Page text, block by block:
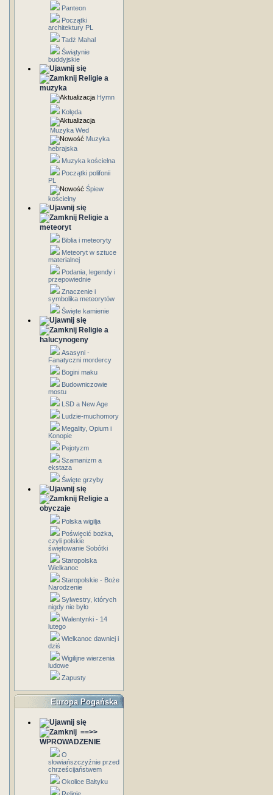
Panteon
Początki
architektury PL
Tadż Mahal
Świątynie
buddyjskie
Religie a
muzyka
Hymn
Kolęda
Muzyka Wed
Muzyka
hebrajska
Muzyka kościelna
Początki polifonii
PL
Śpiew
kościelny
Religie a
meteoryt
Biblia i meteoryty
Meteoryt w sztuce
materialnej
Podania, legendy i
przepowiednie
Znaczenie i
symbolika meteorytów
Święte kamienie
Religie a
halucynogeny
Asasyni -
Fanatyczni mordercy
Bogini maku
Budowniczowie
mostu
LSD a New Age
Ludzie-muchomory
Megality, Opium i
Konopie
Pejotyzm
Szamanizm a
ekstaza
Święte grzyby
Religie a
obyczaje
Polska wigilja
Poświęcić bożka,
czyli polskie
świętowanie Sobótki
Staropolska
Wielkanoc
Staropolskie - Boże
Narodzenie
Sylwestry, których
nigdy nie było
Walentynki - 14
lutego
Wielkanoc dawniej i
dziś
Wigilijne wierzenia
ludowe
Zapusty
Europa Pogańska
==>>
WPROWADZENIE
O
słowiańszczyźnie przed
chrześcijaństwem
Okolice Bałtyku